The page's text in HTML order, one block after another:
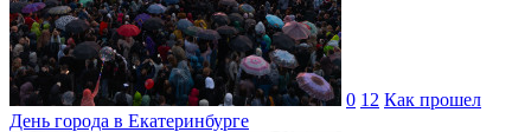
0 12 Как прошел
День города в Екатеринбурге